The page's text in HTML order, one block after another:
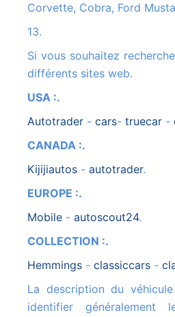
Corvette, Cobra, Ford
13.
Si vous souhaitez rechercher votre voiture voici
différents sites web.
USA :.
autotrader - cars- truecar -
CANADA :.
kijijiautos - autotrader.
EUROPE :.
mobile - autoscout24.
COLLECTION :.
hemmings - classiccars -
La description du véhicule sert uniquement à
identifier